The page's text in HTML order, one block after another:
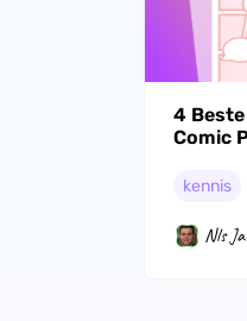
4
Comic
(100%
kennis
Nls